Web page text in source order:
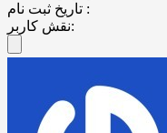
تاریخ ثبت نام :
نقش کاربر: